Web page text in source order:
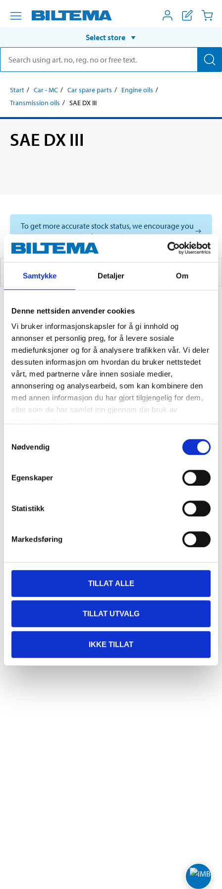
Samtykke Detaljer Om
Denne nettsiden anvender cookies
Vi bruker informasjonskapsler for å gi innhold og
annonser et personlig preg, for å levere sosiale
mediefunksjoner og for å analysere trafikken vår. Vi deler
dessuten informasjon om hvordan du bruker nettstedet
vårt, med partnerne våre innen sosiale medier,
annonsering og analysearbeid, som kan kombinere den
med annen informasjon du har gjort tilgjengelig for dem,
eller som de har samlet inn gjennom din bruk av
Nødvendig
Egenskaper
Statistikk
Markedsføring
TILLAT ALLE
TILLAT UTVALG
IKKE TILLAT
Select store
Start Car - MC Car spare parts
Engine oils
Transmission oils
SAE DX III
SAE DX III
To get more accurate stock status, we encourage you
to choose a store
SAE DX III
0 PRODUCTS